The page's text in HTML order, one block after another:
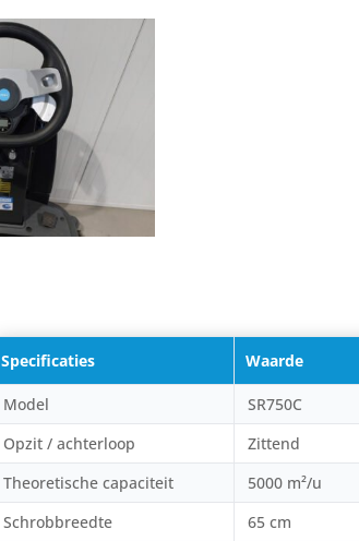
Specificaties Waarde
Model
SR750C
Opzit / achterloop
Zittend
Theoretische capaciteit
5000 m²/u
Schrobbreedte
65 cm